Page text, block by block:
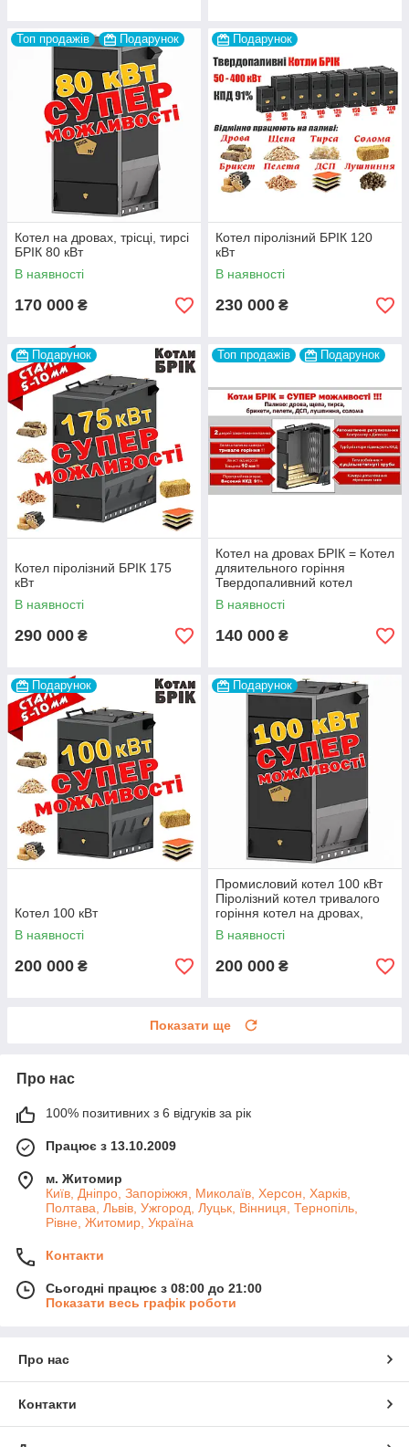
Топ продажів Подарунок
Котел на дровах, трісці, тирсі
БРІК 80 кВт
В наявності
170 000 ₴
Подарунок
Котел піролізний БРІК 120
кВт
В наявності
230 000 ₴
Подарунок
Котел піролізний БРІК 175
кВт
В наявності
290 000 ₴
Топ продажів Подарунок
Котел на дровах БРІК = Котел
дляительного горіння
Твердопаливний котел
піролізний =
газогенераторний котел
В наявності
140 000 ₴
Подарунок
Котел 100 кВт
В наявності
200 000 ₴
Подарунок
Промисловий котел 100 кВт
Піролізний котел тривалого
горіння котел на дровах,
трісці, тирсі, ДСП
В наявності
200 000 ₴
Показати ще
Про нас
100% позитивних з 6 відгуків за рік
Працює з 13.10.2009
м. Житомир
Київ, Дніпро, Запоріжжя, Миколаїв, Херсон, Харків,
Полтава, Львів, Ужгород, Луцьк, Вінниця, Тернопіль,
Рівне, Житомир, Україна
Контакти
Сьогодні працює з 08:00 до 21:00
Показати весь графік роботи
Про нас
Контакти